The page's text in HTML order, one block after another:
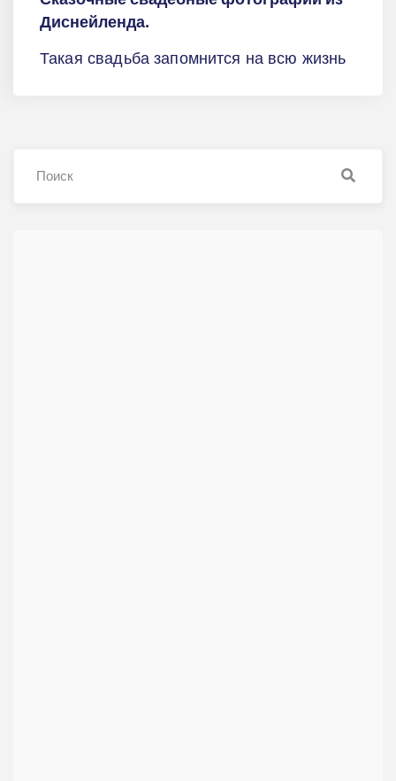
Диснейленда.
Такая свадьба запомнится на всю жизнь